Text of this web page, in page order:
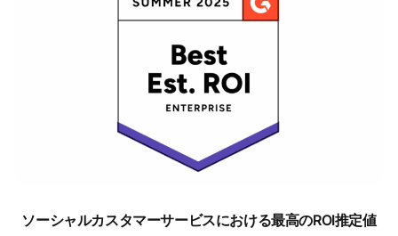
ソーシャルカスタマーサービスにおける最高のROI推定値